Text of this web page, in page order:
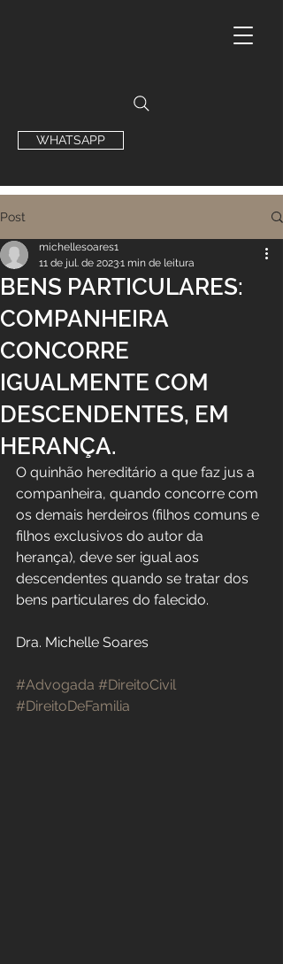
WHATSAPP
Post
BENS PARTICULARES:
COMPANHEIRA
CONCORRE
IGUALMENTE COM
DESCENDENTES, EM
HERANÇA.
michellesoares1
11 de jul. de 20231 min de leitura
O quinhão hereditário a que faz jus a
companheira, quando concorre com
os demais herdeiros (filhos comuns e
filhos exclusivos do autor da
herança), deve ser igual aos
descendentes quando se tratar dos
bens particulares do falecido.
Dra. Michelle Soares
#Advogada #DireitoCivil
#DireitoDeFamilia